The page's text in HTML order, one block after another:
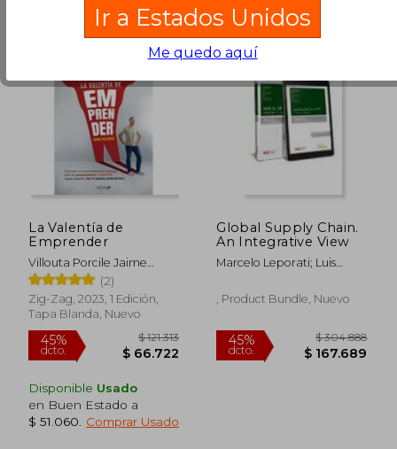
dcto. dcto. $
La Valentía de
Emprender
Villouta Porcile Jaime
Orlando
(2)
Zig-Zag, 2023, 1 Edición,
Tapa Blanda, Nuevo
Disponible Usado
en Buen Estado a
$ 51.060
Comprar Usado
Global Supply Chain.
An Integrative View
Marcelo Leporati; Luis
Manuel Morales Contreras
, Product Bundle, Nuevo
Ir a Estados Unidos
Me quedo aquí